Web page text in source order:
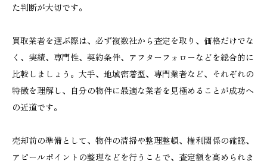
た判断が大切です。
買取業者を選ぶ際は、必ず複数社から査定を取り、価格だけでな
く、実績、専門性、契約条件、アフターフォローなどを総合的に
比較しましょう。大手、地域密着型、専門業者など、それぞれの
特徴を理解し、自分の物件に最適な業者を見極めることが成功へ
の近道です。
売却前の準備として、物件の清掃や整理整頓、権利関係の確認、
アピールポイントの整理などを行うことで、査定額を高められま